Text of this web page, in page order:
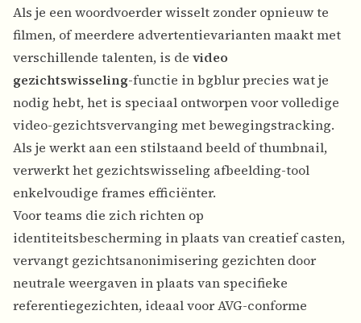
Als je een woordvoerder wisselt zonder opnieuw te
filmen, of meerdere advertentievarianten maakt met
verschillende talenten, is de video
gezichtswisseling-functie in bgblur precies wat je
nodig hebt, het is speciaal ontworpen voor volledige
video-gezichtsvervanging met bewegingstracking.
Als je werkt aan een stilstaand beeld of thumbnail,
verwerkt het gezichtswisseling afbeelding-tool
enkelvoudige frames efficiënter.
Voor teams die zich richten op
identiteitsbescherming in plaats van creatief casten,
vervangt gezichtsanonimisering gezichten door
neutrale weergaven in plaats van specifieke
referentiegezichten, ideaal voor AVG-conforme